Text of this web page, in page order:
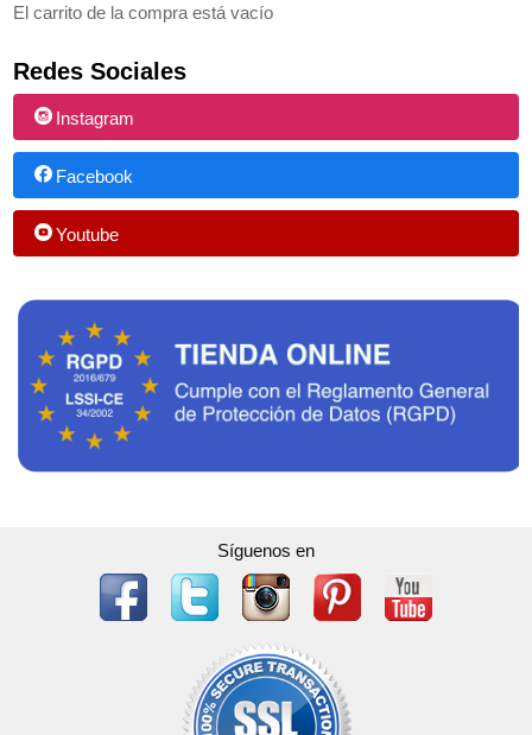
El carrito de la compra está vacío
Redes Sociales
Instagram
Facebook
Youtube
Síguenos en